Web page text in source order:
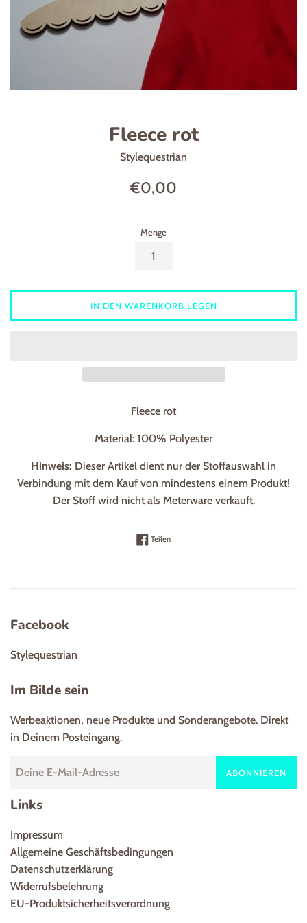
Fleece rot
Stylequestrian
Normaler
€0,00
Menge
IN DEN WARENKORB LEGEN
Fleece rot
Material: 100% Polyester
Hinweis: Dieser Artikel dient nur der Stoffauswahl in
Verbindung mit dem Kauf von mindestens einem Produkt!
Der Stoff wird nicht als Meterware verkauft.
TeilenAuf Facebook teilen
Facebook
Stylequestrian
Im Bilde sein
Werbeaktionen, neue Produkte und Sonderangebote. Direkt
in Deinem Posteingang.
ABONNIEREN
Links
Impressum
Allgemeine Geschäftsbedingungen
Datenschutzerklärung
Widerrufsbelehrung
EU-Produktsicherheitsverordnung